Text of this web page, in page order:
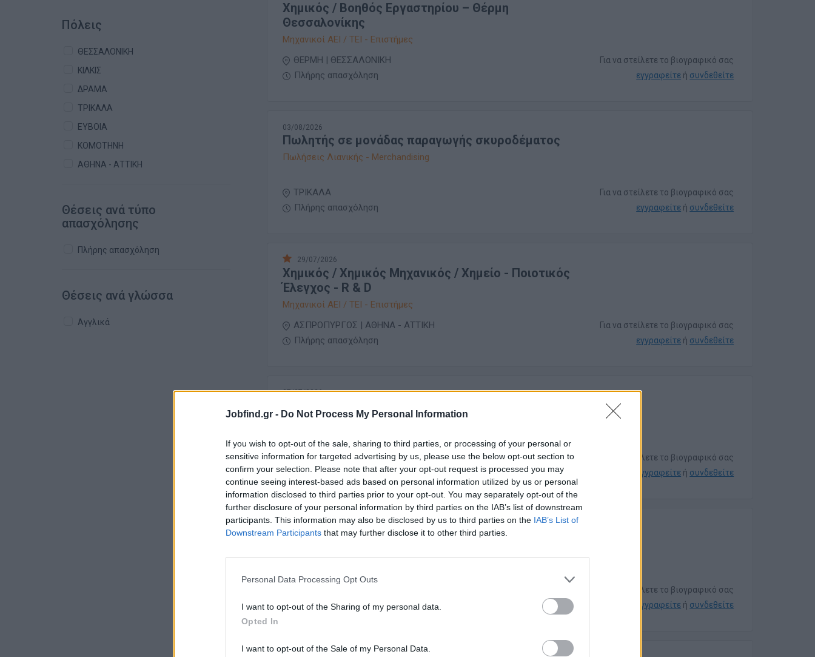
Jobfind.gr - Do Not Process My Personal Information
If you wish to opt-out of the sale, sharing to third parties, or processing of your personal or
sensitive information for targeted advertising by us, please use the below opt-out section to
confirm your selection. Please note that after your opt-out request is processed you may
continue seeing interest-based ads based on personal information utilized by us or personal
information disclosed to third parties prior to your opt-out. You may separately opt-out of the
further disclosure of your personal information by third parties on the IAB’s list of downstream
participants. This information may also be disclosed by us to third parties on the IAB’s List of
Downstream Participants that may further disclose it to other third parties.
Personal Data Processing Opt Outs
I want to opt-out of the Sharing of my personal data.
Opted In
I want to opt-out of the Sale of my Personal Data.
Πόλεις
ΘΕΣΣΑΛΟΝΙΚΗ
ΚΙΛΚΙΣ
ΔΡΑΜΑ
ΤΡΙΚΑΛΑ
ΕΥΒΟΙΑ
ΚΟΜΟΤΗΝΗ
ΑΘΗΝΑ - ΑΤΤΙΚΗ
Θέσεις ανά τύπο
απασχόλησης
Πλήρης απασχόληση
Θέσεις ανά γλώσσα
Αγγλικά
Χημικός / Βοηθός Εργαστηρίου – Θέρμη
Θεσσαλονίκης
Μηχανικοί ΑΕΙ / ΤΕΙ - Επιστήμες
ΘΕΡΜΗ | ΘΕΣΣΑΛΟΝΙΚΗ
Πλήρης απασχόληση
Για να στείλετε το βιογραφικό σας
εγγραφείτε ή συνδεθείτε
03/08/2026
Πωλητής σε μονάδας παραγωγής σκυροδέματος
Πωλήσεις Λιανικής - Merchandising
ΤΡΙΚΑΛΑ
Πλήρης απασχόληση
Για να στείλετε το βιογραφικό σας
εγγραφείτε ή συνδεθείτε
29/07/2026
Χημικός / Χημικός Μηχανικός / Χημείο - Ποιοτικός
Έλεγχος - R & D
Μηχανικοί ΑΕΙ / ΤΕΙ - Επιστήμες
ΑΣΠΡΟΠΥΡΓΟΣ | ΑΘΗΝΑ - ΑΤΤΙΚΗ
Πλήρης απασχόληση
Για να στείλετε το βιογραφικό σας
εγγραφείτε ή συνδεθείτε
27/07/2026
Μηχανικοί ΑΕΙ / ΤΕΙ - Επιστήμες
ΔΙΑΒΑΤΑ | ΘΕΣΣΑΛΟΝΙΚΗ
Πλήρης απασχόληση
Για να στείλετε το βιογραφικό σας
εγγραφείτε ή συνδεθείτε
27/07/2026
Υπεύθυνος / Υπεύθυνη Παραγωγής και Ποιοτικού
Πλήρης απασχόληση
Για να στείλετε το βιογραφικό σας
εγγραφείτε ή συνδεθείτε